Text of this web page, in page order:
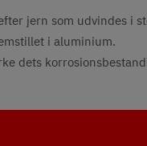
jern som udvindes i
i aluminium.
dets